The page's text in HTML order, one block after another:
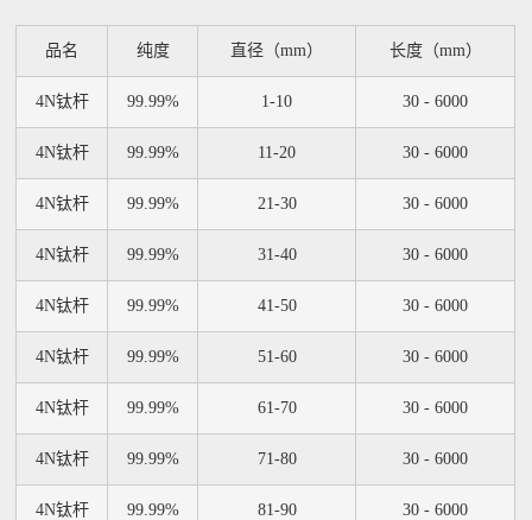
品名 纯度 直径（mm） 长度（mm）
4N钛杆 99.99% 1-10 30 - 6000
4N钛杆 99.99% 11-20 30 - 6000
4N钛杆 99.99% 21-30 30 - 6000
4N钛杆 99.99% 31-40 30 - 6000
4N钛杆 99.99% 41-50 30 - 6000
4N钛杆 99.99% 51-60 30 - 6000
4N钛杆 99.99% 61-70 30 - 6000
4N钛杆 99.99% 71-80 30 - 6000
4N钛杆 99.99% 81-90 30 - 6000